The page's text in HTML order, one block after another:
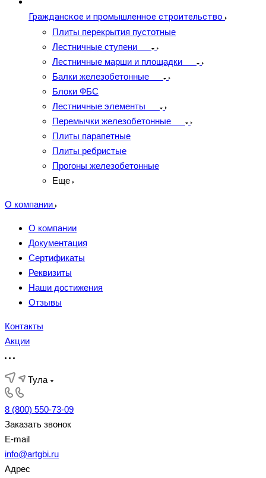
Гражданское и промышленное строительство
Плиты перекрытия пустотные
Лестничные ступени
Лестничные марши и площадки
Балки железобетонные
Блоки ФБС
Лестничные элементы
Перемычки железобетонные
Плиты парапетные
Плиты ребристые
Прогоны железобетонные
Еще
О компании
О компании
Документация
Сертификаты
Реквизиты
Наши достижения
Отзывы
Контакты
Акции
Тула
8 (800) 550-73-09
Заказать звонок
E-mail
info@artgbi.ru
Адрес